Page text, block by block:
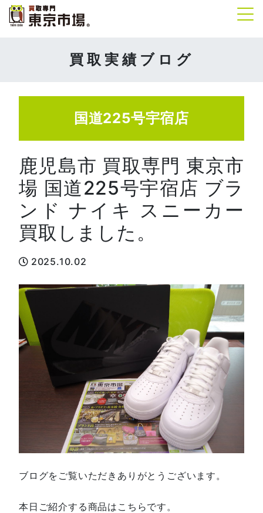
買取実績ブログ
国道225号宇宿店
鹿児島市 買取専門 東京市
場 国道225号宇宿店 ブラ
ンド ナイキ スニーカー
買取しました。
2025.10.02
ブログをご覧いただきありがとうございます。
本日ご紹介する商品はこちらです。